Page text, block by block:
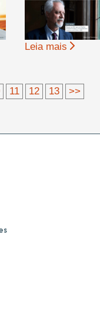
Leia mais
11 12 13 >>